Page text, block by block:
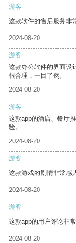
游客
这款软件的售后服务非
2024-08-20
游客
这款办公软件的界面设
很合理，一目了然。
2024-08-20
游客
这款app的酒店、餐厅
验。
2024-08-20
游客
这款游戏的剧情非常感
2024-08-20
游客
这款app的用户评论非
2024-08-20